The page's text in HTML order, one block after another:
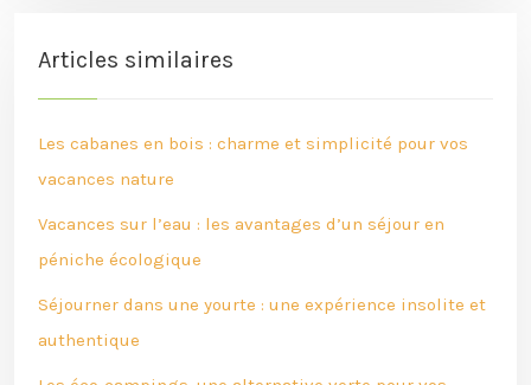
Articles similaires
Les cabanes en bois : charme et simplicité pour vos
vacances nature
Vacances sur l’eau : les avantages d’un séjour en
péniche écologique
Séjourner dans une yourte : une expérience insolite et
authentique